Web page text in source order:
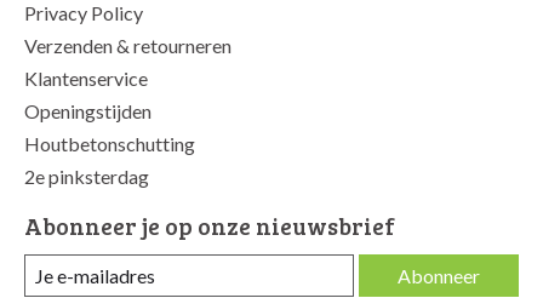
Privacy Policy
Verzenden & retourneren
Klantenservice
Openingstijden
Houtbetonschutting
2e pinksterdag
Abonneer je op onze nieuwsbrief
Abonneer